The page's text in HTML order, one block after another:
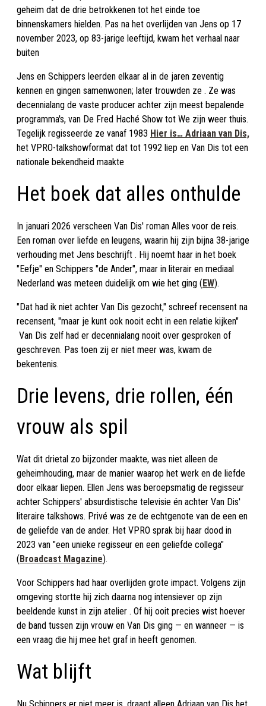
geheim dat de drie betrokkenen tot het einde toe
binnenskamers hielden. Pas na het overlijden van Jens op 17
november 2023, op 83-jarige leeftijd, kwam het verhaal naar
buiten
Jens en Schippers leerden elkaar al in de jaren zeventig
kennen en gingen samenwonen; later trouwden ze . Ze was
decennialang de vaste producer achter zijn meest bepalende
programma's, van De Fred Haché Show tot We zijn weer thuis.
Tegelijk regisseerde ze vanaf 1983 Hier is… Adriaan van Dis,
het VPRO-talkshowformat dat tot 1992 liep en Van Dis tot een
nationale bekendheid maakte
Het boek dat alles onthulde
In januari 2026 verscheen Van Dis' roman Alles voor de reis.
Een roman over liefde en leugens, waarin hij zijn bijna 38-jarige
verhouding met Jens beschrijft . Hij noemt haar in het boek
"Eefje" en Schippers "de Ander", maar in literair en mediaal
Nederland was meteen duidelijk om wie het ging (EW).
"Dat had ik niet achter Van Dis gezocht," schreef recensent na
recensent, "maar je kunt ook nooit echt in een relatie kijken"
Van Dis zelf had er decennialang nooit over gesproken of
geschreven. Pas toen zij er niet meer was, kwam de
bekentenis.
Drie levens, drie rollen, één
vrouw als spil
Wat dit drietal zo bijzonder maakte, was niet alleen de
geheimhouding, maar de manier waarop het werk en de liefde
door elkaar liepen. Ellen Jens was beroepsmatig de regisseur
achter Schippers' absurdistische televisie én achter Van Dis'
literaire talkshows. Privé was ze de echtgenote van de een en
de geliefde van de ander. Het VPRO sprak bij haar dood in
2023 van "een unieke regisseur en een geliefde collega"
(Broadcast Magazine).
Voor Schippers had haar overlijden grote impact. Volgens zijn
omgeving stortte hij zich daarna nog intensiever op zijn
beeldende kunst in zijn atelier . Of hij ooit precies wist hoever
de band tussen zijn vrouw en Van Dis ging — en wanneer — is
een vraag die hij mee het graf in heeft genomen.
Wat blijft